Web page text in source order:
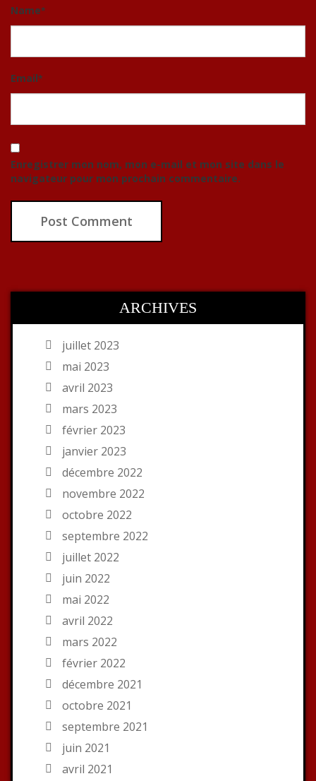
Name*
Email*
Enregistrer mon nom, mon e-mail et mon site dans le
navigateur pour mon prochain commentaire.
ARCHIVES
juillet 2023
mai 2023
avril 2023
mars 2023
février 2023
janvier 2023
décembre 2022
novembre 2022
octobre 2022
septembre 2022
juillet 2022
juin 2022
mai 2022
avril 2022
mars 2022
février 2022
décembre 2021
octobre 2021
septembre 2021
juin 2021
avril 2021